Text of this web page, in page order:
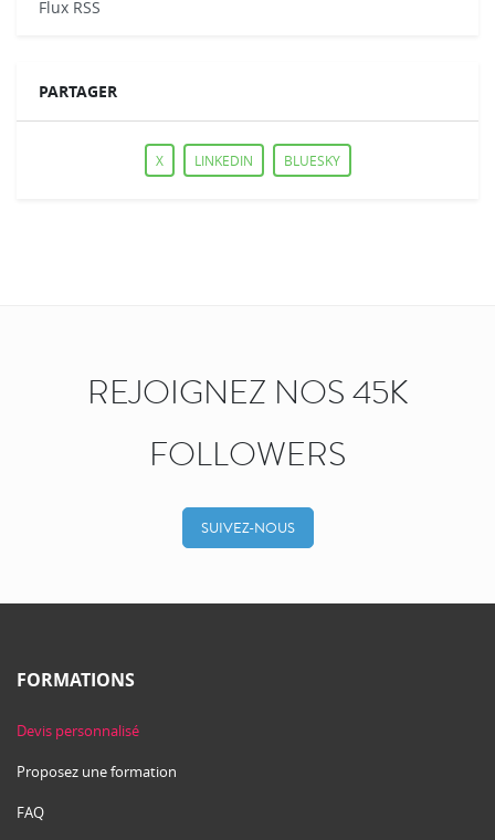
Flux RSS
PARTAGER
X LINKEDIN BLUESKY
REJOIGNEZ NOS 45K
FOLLOWERS
SUIVEZ-NOUS
FORMATIONS
Devis personnalisé
Proposez une formation
FAQ